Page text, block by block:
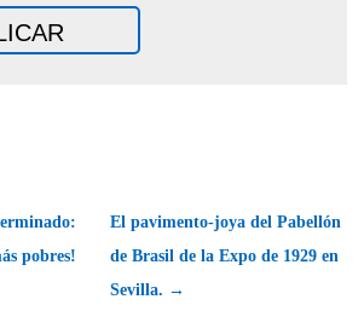
pobres!
El pavimento-joya del Pabellón
de Brasil de la Expo de 1929 en
Sevilla. →